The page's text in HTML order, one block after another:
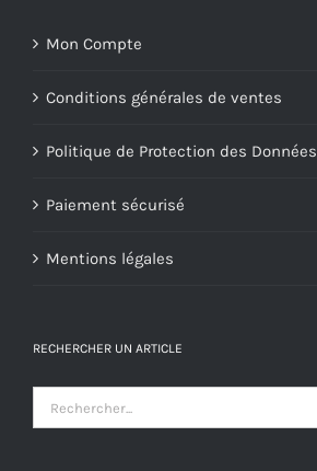
Mon Compte
Conditions générales de ventes
Politique de Protection des Données
Paiement sécurisé
Mentions légales
RECHERCHER UN ARTICLE